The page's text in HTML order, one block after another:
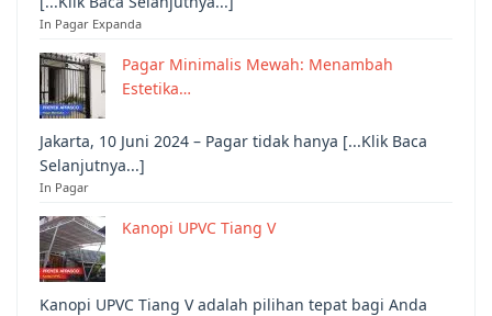
In Pagar Expanda
Pagar Minimalis Mewah: Menambah
Estetika…
Jakarta, 10 Juni 2024 – Pagar tidak hanya [...Klik Baca
Selanjutnya...]
In Pagar
Kanopi UPVC Tiang V
Kanopi UPVC Tiang V adalah pilihan tepat bagi Anda